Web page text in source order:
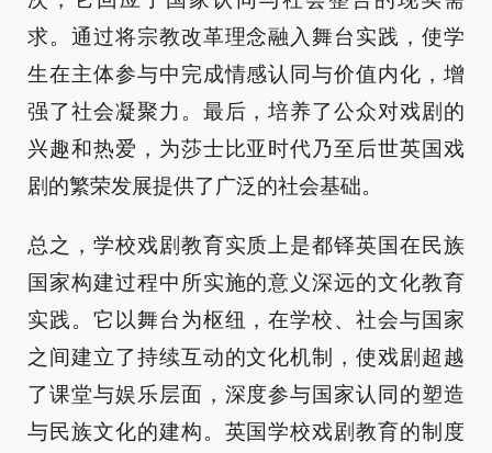
求。通过将宗教改革理念融入舞台实践，使学
生在主体参与中完成情感认同与价值内化，增
强了社会凝聚力。最后，培养了公众对戏剧的
兴趣和热爱，为莎士比亚时代乃至后世英国戏
剧的繁荣发展提供了广泛的社会基础。
总之，学校戏剧教育实质上是都铎英国在民族
国家构建过程中所实施的意义深远的文化教育
实践。它以舞台为枢纽，在学校、社会与国家
之间建立了持续互动的文化机制，使戏剧超越
了课堂与娱乐层面，深度参与国家认同的塑造
与民族文化的建构。英国学校戏剧教育的制度